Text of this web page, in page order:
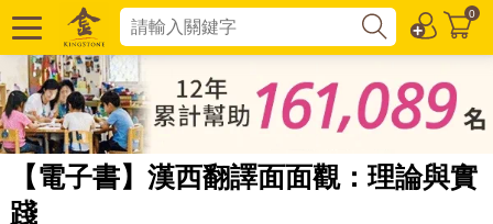
0
【電子書】漢西翻譯面面觀：理論與實
踐